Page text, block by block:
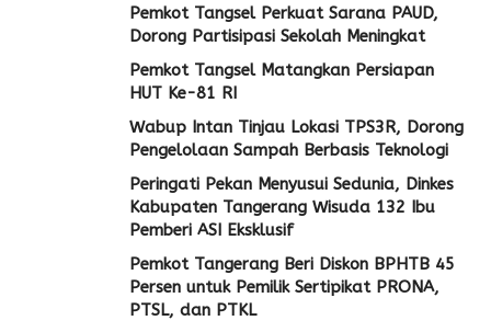
Pemkot Tangsel Perkuat Sarana PAUD,
Dorong Partisipasi Sekolah Meningkat
Pemkot Tangsel Matangkan Persiapan
HUT Ke-81 RI
Wabup Intan Tinjau Lokasi TPS3R, Dorong
Pengelolaan Sampah Berbasis Teknologi
Peringati Pekan Menyusui Sedunia, Dinkes
Kabupaten Tangerang Wisuda 132 Ibu
Pemberi ASI Eksklusif
Pemkot Tangerang Beri Diskon BPHTB 45
Persen untuk Pemilik Sertipikat PRONA,
PTSL, dan PTKL